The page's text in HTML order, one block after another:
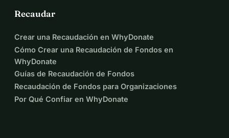
año durante el embarazo que tienen cáncer. Todavía no
resultado, no siempre obtienen la ayuda que necesitan.
¡Stichting STER (k) está ahí para cambiar eso, y con su
ayuda eso será posible!
Recaudar
Crear una Recaudación en WhyDonate
Cómo Crear una Recaudación de Fondos en
WhyDonate
Guías de Recaudación de Fondos
Recaudación de Fondos para Organizaciones
Por Qué Confiar en WhyDonate